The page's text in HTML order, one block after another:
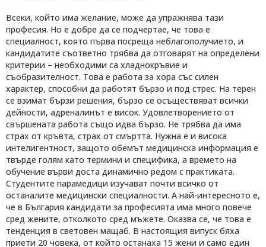
Всеки, който има желание, може да упражнява тази
професия. Но е добре да се подчертае, че това е
специалност, която първа посреща неблагополучието, и
кандидатите съответно трябва да отговарят на определени
критерии – необходими са хладнокръвие и
съобразителност. Това е работа за хора със силен
характер, способни да работят бързо и под стрес. На терен
се взимат бързи решения, бързо се осъществяват всички
дейности, адреналинът е висок. Удовлетворението от
свършената работа също идва бързо. Не трябва да има
страх от кръвта, страх от смъртта. Нужна е и висока
интелигентност, защото обемът медицинска информация е
твърде голям като термини и специфика, а времето на
обучение върви доста динамично редом с практиката.
Студентите парамедици изучават почти всичко от
останалите медицински специалности. А най-интересното е,
че в България кандидати за професията има много повече
сред жените, отколкото сред мъжете. Оказва се, че това е
тенденция в световен мащаб. В настоящия випуск бяха
приети 20 човека, от който останаха 15 жени и само един